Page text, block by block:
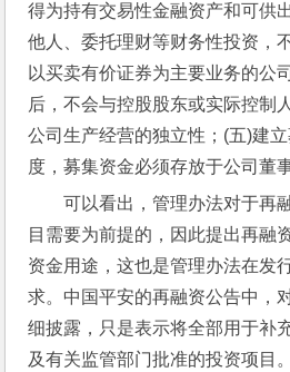
得为持有交易性金融资产和可供
他人、委托理财等财务性投资，
以买卖有价证券为主要业务的公
后，不会与控股股东或实际控制
公司生产经营的独立性；(五)建
度，募集资金必须存放于公司董
可以看出，管理办法对于再
目需要为前提的，因此提出再融
资金用途，这也是管理办法在发
求。中国平安的再融资公告中，
细披露，只是表示将全部用于补
及有关监管部门批准的投资项目